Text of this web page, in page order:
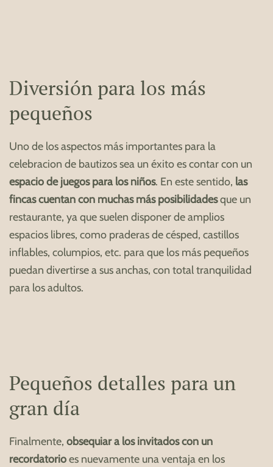
Diversión para los más
pequeños
Uno de los aspectos más importantes para la
celebracion de bautizos sea un éxito es contar con un
espacio de juegos para los niños. En este sentido, las
fincas cuentan con muchas más posibilidadesque un
restaurante, ya que suelen disponer de amplios
espacios libres, como praderas de césped, castillos
inflables, columpios, etc. para que los más pequeños
puedan divertirse a sus anchas, con total tranquilidad
para los adultos.
Pequeños detalles para un
gran día
Finalmente, obsequiar a los invitados con un
recordatorioes nuevamente una ventaja en los